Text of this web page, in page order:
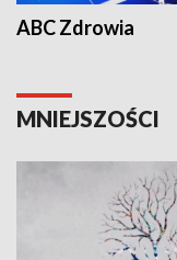
ABC Zdrowia
MNIEJSZOŚCI